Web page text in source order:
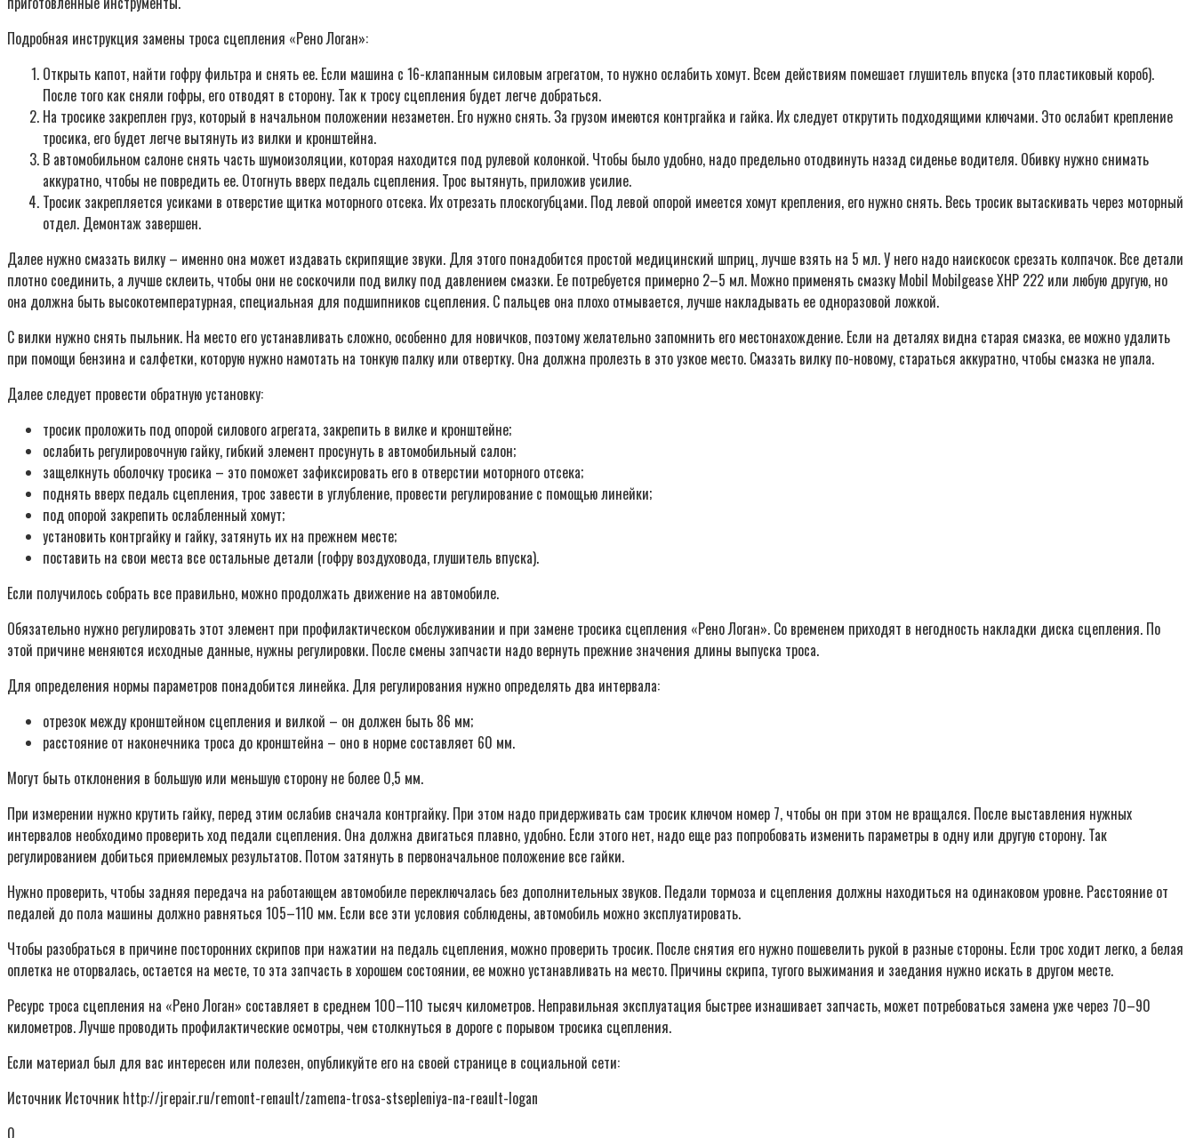
Подробная инструкция замены троса сцепления «Рено Логан»:
Открыть капот, найти гофру фильтра и снять ее. Если машина с 16-клапанным силовым агрегатом, то нужно ослабить хомут. Всем действиям помешает глушитель впуска (это пластиковый короб).
После того как сняли гофры, его отводят в сторону. Так к тросу сцепления будет легче добраться.
На тросике закреплен груз, который в начальном положении незаметен. Его нужно снять. За грузом имеются контргайка и гайка. Их следует открутить подходящими ключами. Это ослабит крепление
тросика, его будет легче вытянуть из вилки и кронштейна.
В автомобильном салоне снять часть шумоизоляции, которая находится под рулевой колонкой. Чтобы было удобно, надо предельно отодвинуть назад сиденье водителя. Обивку нужно снимать
аккуратно, чтобы не повредить ее. Отогнуть вверх педаль сцепления. Трос вытянуть, приложив усилие.
Тросик закрепляется усиками в отверстие щитка моторного отсека. Их отрезать плоскогубцами. Под левой опорой имеется хомут крепления, его нужно снять. Весь тросик вытаскивать через моторный
отдел. Демонтаж завершен.
Далее нужно смазать вилку – именно она может издавать скрипящие звуки. Для этого понадобится простой медицинский шприц, лучше взять на 5 мл. У него надо наискосок срезать колпачок. Все детали
плотно соединить, а лучше склеить, чтобы они не соскочили под вилку под давлением смазки. Ее потребуется примерно 2–5 мл. Можно применять смазку Mobil Mobilgease XHP 222 или любую другую, но
она должна быть высокотемпературная, специальная для подшипников сцепления. С пальцев она плохо отмывается, лучше накладывать ее одноразовой ложкой.
С вилки нужно снять пыльник. На место его устанавливать сложно, особенно для новичков, поэтому желательно запомнить его местонахождение. Если на деталях видна старая смазка, ее можно удалить
при помощи бензина и салфетки, которую нужно намотать на тонкую палку или отвертку. Она должна пролезть в это узкое место. Смазать вилку по-новому, стараться аккуратно, чтобы смазка не упала.
Далее следует провести обратную установку:
тросик проложить под опорой силового агрегата, закрепить в вилке и кронштейне;
ослабить регулировочную гайку, гибкий элемент просунуть в автомобильный салон;
защелкнуть оболочку тросика – это поможет зафиксировать его в отверстии моторного отсека;
поднять вверх педаль сцепления, трос завести в углубление, провести регулирование с помощью линейки;
под опорой закрепить ослабленный хомут;
установить контргайку и гайку, затянуть их на прежнем месте;
поставить на свои места все остальные детали (гофру воздуховода, глушитель впуска).
Если получилось собрать все правильно, можно продолжать движение на автомобиле.
Обязательно нужно регулировать этот элемент при профилактическом обслуживании и при замене тросика сцепления «Рено Логан». Со временем приходят в негодность накладки диска сцепления. По
этой причине меняются исходные данные, нужны регулировки. После смены запчасти надо вернуть прежние значения длины выпуска троса.
Для определения нормы параметров понадобится линейка. Для регулирования нужно определять два интервала:
отрезок между кронштейном сцепления и вилкой – он должен быть 86 мм;
расстояние от наконечника троса до кронштейна – оно в норме составляет 60 мм.
Могут быть отклонения в большую или меньшую сторону не более 0,5 мм.
При измерении нужно крутить гайку, перед этим ослабив сначала контргайку. При этом надо придерживать сам тросик ключом номер 7, чтобы он при этом не вращался. После выставления нужных
интервалов необходимо проверить ход педали сцепления. Она должна двигаться плавно, удобно. Если этого нет, надо еще раз попробовать изменить параметры в одну или другую сторону. Так
регулированием добиться приемлемых результатов. Потом затянуть в первоначальное положение все гайки.
Нужно проверить, чтобы задняя передача на работающем автомобиле переключалась без дополнительных звуков. Педали тормоза и сцепления должны находиться на одинаковом уровне. Расстояние от
педалей до пола машины должно равняться 105–110 мм. Если все эти условия соблюдены, автомобиль можно эксплуатировать.
Чтобы разобраться в причине посторонних скрипов при нажатии на педаль сцепления, можно проверить тросик. После снятия его нужно пошевелить рукой в разные стороны. Если трос ходит легко, а белая
оплетка не оторвалась, остается на месте, то эта запчасть в хорошем состоянии, ее можно устанавливать на место. Причины скрипа, тугого выжимания и заедания нужно искать в другом месте.
Ресурс троса сцепления на «Рено Логан» составляет в среднем 100–110 тысяч километров. Неправильная эксплуатация быстрее изнашивает запчасть, может потребоваться замена уже через 70–90
километров. Лучше проводить профилактические осмотры, чем столкнуться в дороге с порывом тросика сцепления.
Если материал был для вас интересен или полезен, опубликуйте его на своей странице в социальной сети:
Источник Источник http://jrepair.ru/remont-renault/zamena-trosa-stsepleniya-na-reault-logan
0